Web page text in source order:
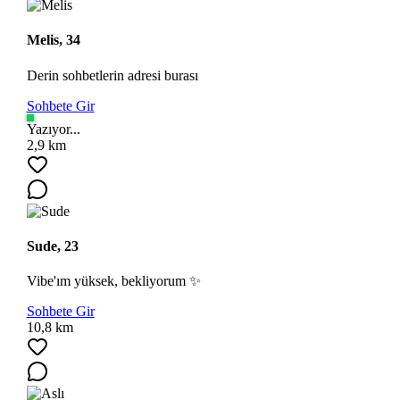
Melis, 34
Derin sohbetlerin adresi burası
Sohbete Gir
Yazıyor...
2,9 km
Sude, 23
Vibe'ım yüksek, bekliyorum ✨
Sohbete Gir
10,8 km